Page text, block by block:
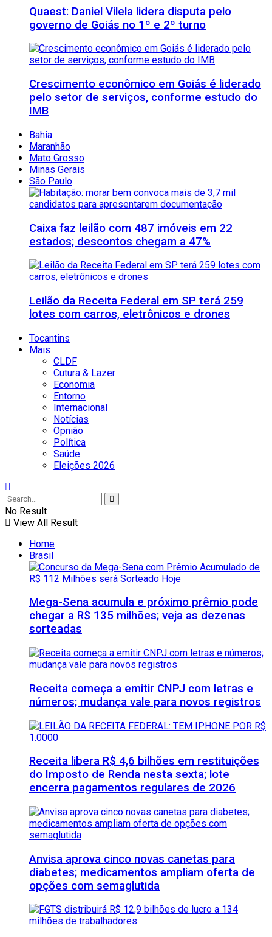
Quaest: Daniel Vilela lidera disputa pelo
governo de Goiás no 1º e 2º turno
Crescimento econômico em Goiás é liderado
pelo setor de serviços, conforme estudo do
IMB
Bahia
Maranhão
Mato Grosso
Minas Gerais
São Paulo
Caixa faz leilão com 487 imóveis em 22
estados; descontos chegam a 47%
Leilão da Receita Federal em SP terá 259
lotes com carros, eletrônicos e drones
Tocantins
Mais
CLDF
Cutura & Lazer
Economia
Entorno
Internacional
Notícias
Opnião
Política
Saúde
Eleições 2026
No Result
View All Result
Home
Brasil
Mega-Sena acumula e próximo prêmio pode
chegar a R$ 135 milhões; veja as dezenas
sorteadas
Receita começa a emitir CNPJ com letras e
números; mudança vale para novos registros
Receita libera R$ 4,6 bilhões em restituições
do Imposto de Renda nesta sexta; lote
encerra pagamentos regulares de 2026
Anvisa aprova cinco novas canetas para
diabetes; medicamentos ampliam oferta de
opções com semaglutida